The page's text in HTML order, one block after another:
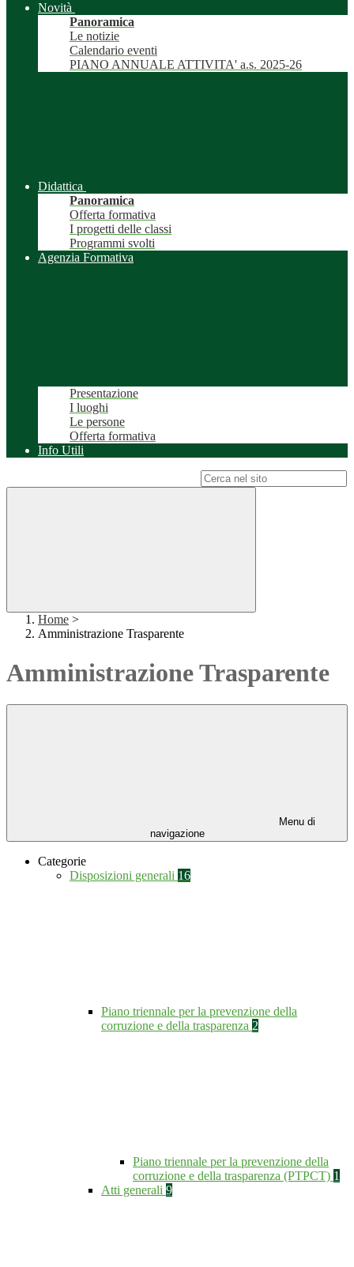
Novità
Panoramica
Le notizie
Calendario eventi
PIANO ANNUALE ATTIVITA' a.s. 2025-26
Didattica
Panoramica
Offerta formativa
I progetti delle classi
Programmi svolti
Agenzia Formativa
Presentazione
I luoghi
Le persone
Offerta formativa
Info Utili
Home >
Amministrazione Trasparente
Amministrazione Trasparente
Menu di
navigazione
Categorie
Disposizioni generali 16
Piano triennale per la prevenzione della
corruzione e della trasparenza 2
Piano triennale per la prevenzione della
corruzione e della trasparenza (PTPCT) 1
Atti generali 9